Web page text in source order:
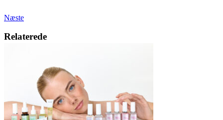
Næste
Relaterede